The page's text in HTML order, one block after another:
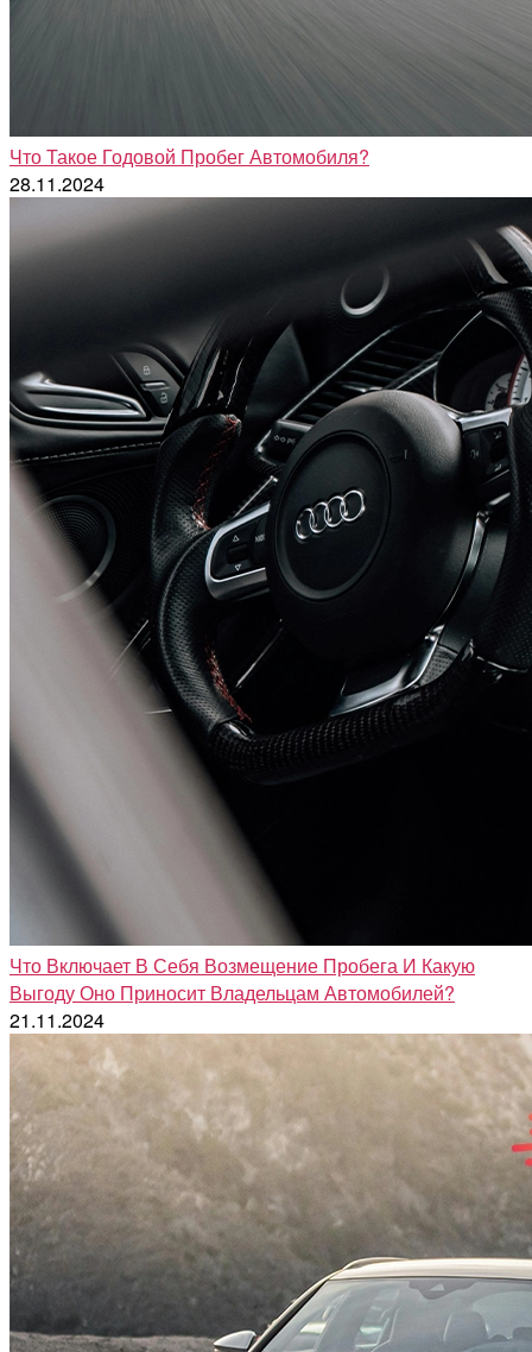
Что Такое Годовой Пробег Автомобиля?
28.11.2024
Что Включает В Себя Возмещение Пробега И Какую
Выгоду Оно Приносит Владельцам Автомобилей?
21.11.2024